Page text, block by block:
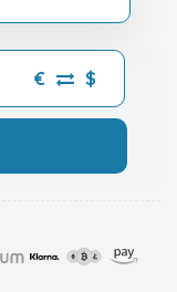
€ $